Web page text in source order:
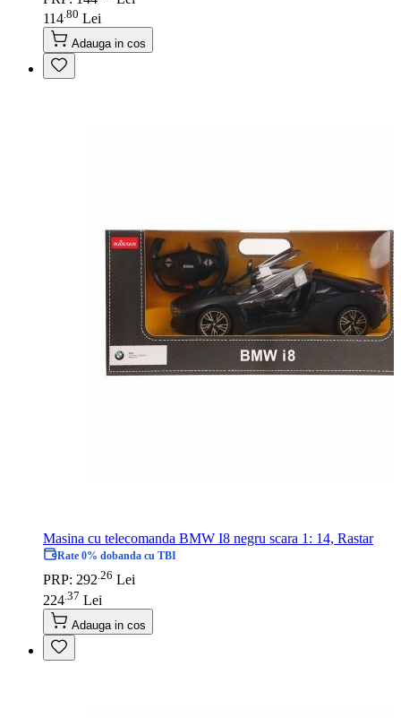
114 80 Lei
Adauga in cos
Masina cu telecomanda BMW I8 negru scara 1: 14, Rastar
Rate 0% dobanda cu TBI
PRP: 292.26 Lei
224 37 Lei
Adauga in cos